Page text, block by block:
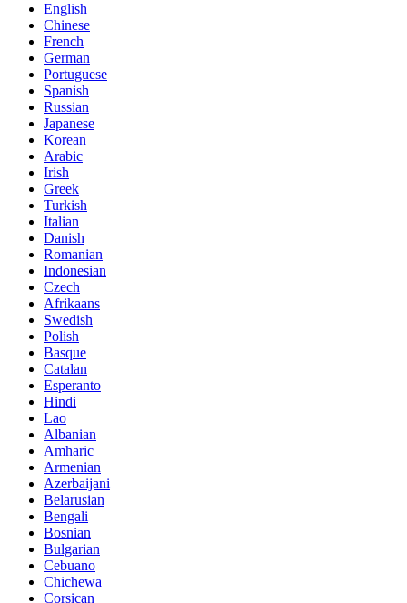
English
Chinese
French
German
Portuguese
Spanish
Russian
Japanese
Korean
Arabic
Irish
Greek
Turkish
Italian
Danish
Romanian
Indonesian
Czech
Afrikaans
Swedish
Polish
Basque
Catalan
Esperanto
Hindi
Lao
Albanian
Amharic
Armenian
Azerbaijani
Belarusian
Bengali
Bosnian
Bulgarian
Cebuano
Chichewa
Corsican